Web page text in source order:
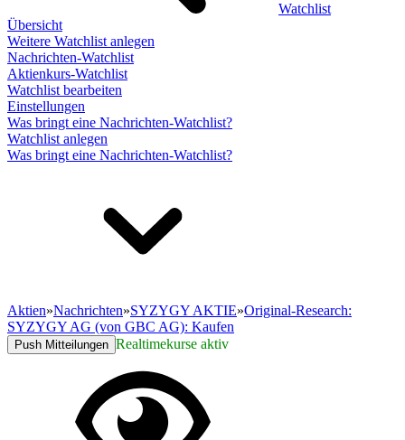
Watchlist
Übersicht
Weitere Watchlist anlegen
Nachrichten-Watchlist
Aktienkurs-Watchlist
Watchlist bearbeiten
Einstellungen
Was bringt eine Nachrichten-Watchlist?
Watchlist anlegen
Was bringt eine Nachrichten-Watchlist?
Aktien»Nachrichten»SYZYGY AKTIE»Original-Research:
SYZYGY AG (von GBC AG): Kaufen
Push Mitteilungen Realtimekurse aktiv